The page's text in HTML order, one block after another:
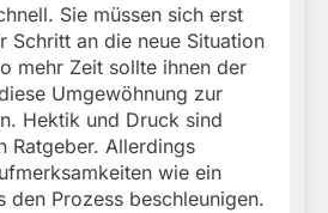
Sie müssen sich erst
Schritt an die neue Situation
mehr Zeit sollte ihnen der
Umgewöhnung zur
Hektik und Druck sind
Ratgeber. Allerdings
wie ein
den Prozess beschleunigen.